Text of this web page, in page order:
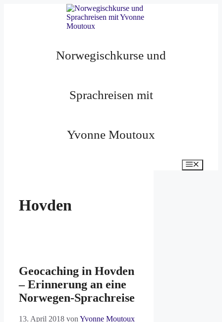
Norwegischkurse und
Sprachreisen mit
Yvonne Moutoux
Hovden
Geocaching in Hovden
– Erinnerung an eine
Norwegen-Sprachreise
13. April 2018 von Yvonne Moutoux